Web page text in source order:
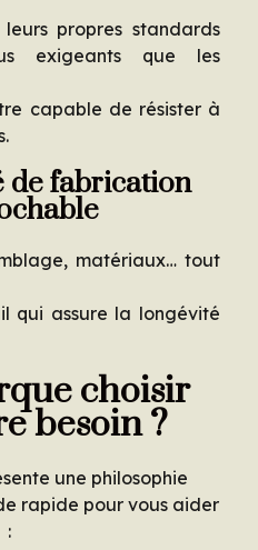
propres standards
exigeants que les
capable de résister à
de fabrication
matériaux… tout
qui assure la longévité
choisir
besoin ?
une philosophie
rapide pour vous aider
: